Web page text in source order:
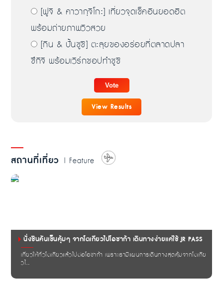
[ฟูจิ & คาวากุจิโกะ] เที่ยวจุดเช็คอินยอดฮิต
พร้อมถ่ายภาพวิวสวย
[กิน & ปั้นซูชิ] ตะลุยของอร่อยที่ตลาดปลา
ซึกิจิ พร้อมเวิร์กชอปทำซูชิ
View Results
สถานที่เที่ยว | Feature
นั่งชินคันเซ็นคุ้มๆ จากโตเกียวไปโอซาก้า เดินทางง่ายแค่ใช้ JR PASS
เที่ยวให้ทั่วโตเกียวแล้วไปต่อโอซาก้า เพราะเรามีแผนการเดินทางสุดคุ้มจากโตเกีย
วไ...